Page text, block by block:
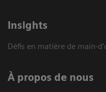
Insights
Défis en matière de main-
À propos de nous